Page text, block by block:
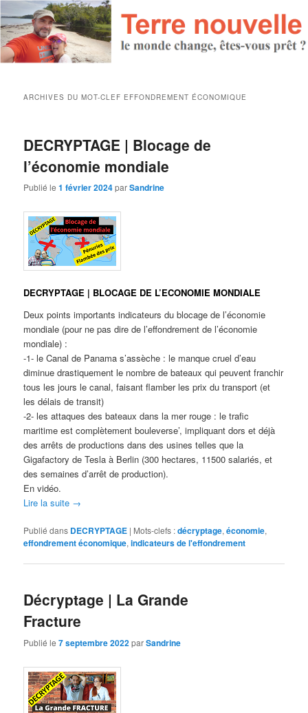
ARCHIVES DU MOT-CLEF EFFONDREMENT ÉCONOMIQUE
DECRYPTAGE | Blocage de
l’économie mondiale
Publié le1 février 2024parSandrine
DECRYPTAGE | BLOCAGE DE L’ECONOMIE MONDIALE
Deux points importants indicateurs du blocage de l’économie
mondiale (pour ne pas dire de l’effondrement de l’économie
mondiale) :
-1- le Canal de Panama s’assèche : le manque cruel d’eau
diminue drastiquement le nombre de bateaux qui peuvent franchir
tous les jours le canal, faisant flamber les prix du transport (et
les délais de transit)
-2- les attaques des bateaux dans la mer rouge : le trafic
maritime est complètement bouleverse’, impliquant dors et déjà
des arrêts de productions dans des usines telles que la
Gigafactory de Tesla à Berlin (300 hectares, 11500 salariés, et
des semaines d’arrêt de production).
En vidéo.
Lire la suite →
Publié dans DECRYPTAGE | Mots-clefs :décryptage,économie,
effondrement économique,indicateurs de l'effondrement
Décryptage | La Grande
Fracture
Publié le7 septembre 2022parSandrine